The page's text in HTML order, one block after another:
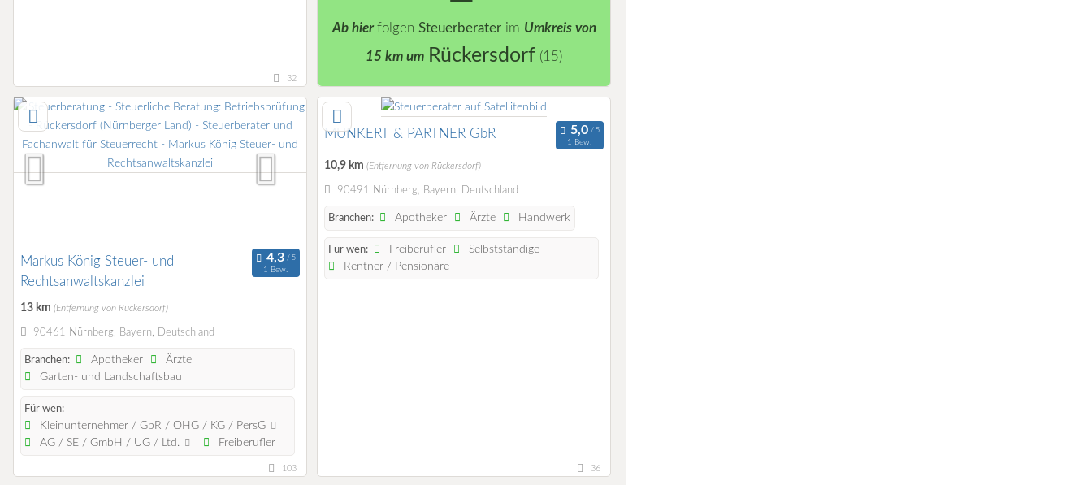
32
Ab hierfolgen Steuerberaterim Umkreis von
15 km um Rückersdorf (15)
Markus König Steuer- und
Rechtsanwaltskanzlei
1 Bew.
13 km (Entfernung von Rückersdorf)
90461 Nürnberg, Bayern, Deutschland
Branchen: Apotheker
Ärzte
Garten- und Landschaftsbau
Für wen:
Kleinunternehmer / GbR / OHG / KG / PersG
AG / SE / GmbH / UG / Ltd.
Freiberufler
103
MUNKERT & PARTNER GbR
1 Bew.
10,9 km (Entfernung von Rückersdorf)
90491 Nürnberg, Bayern, Deutschland
Branchen: Apotheker Ärzte Handwerk
Für wen: Freiberufler
Selbstständige
Rentner / Pensionäre
36